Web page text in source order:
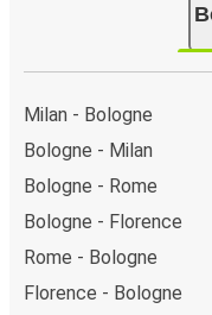
montez à bord du bus).
Milan - Bologne
Bologne - Milan
Bologne - Rome
Bologne - Florence
Rome - Bologne
Florence - Bologne